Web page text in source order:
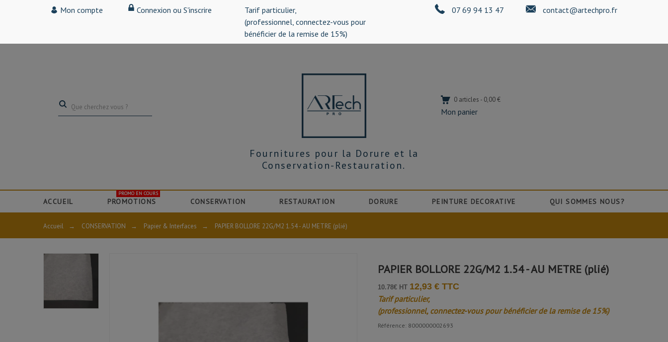
Mon compte Connexion ou S'inscrire
Tarif particulier,
(professionnel, connectez-vous pour
bénéficier de la remise de 15%)
07 69 94 13 47 contact@artechpro.fr
0 articles - 0,00 €
Mon panier
Fournitures pour la Dorure et la
Conservation-Restauration.
ACCUEIL PROMOTIONS
PROMO EN COURS
CONSERVATION RESTAURATION DORURE PEINTURE DECORATIVE QUI SOMMES NOUS?
Accueil → CONSERVATION → Papier & Interfaces → PAPIER BOLLORE 22G/M2 1.54 - AU METRE (plié)
PAPIER BOLLORE 22G/M2 1.54 - AU METRE (plié)
10.78€ HT 12,93 € TTC
Tarif particulier,
(professionnel, connectez-vous pour bénéficier de la remise de 15%)
Référence: 8000000002693
Fiche technique